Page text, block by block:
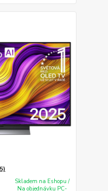
Skladem na Eshopu /
Na objednávku PC-